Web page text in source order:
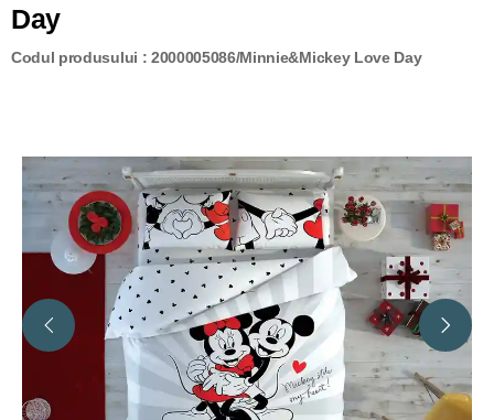
Day
Codul produsului : 2000005086/Minnie&Mickey Love Day